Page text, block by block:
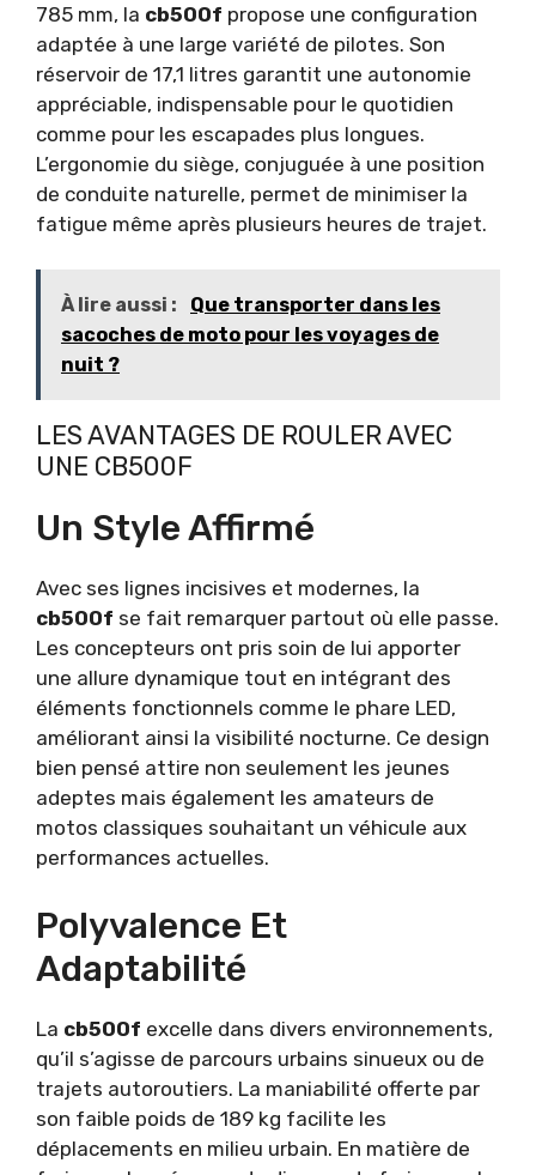
785 mm, la cb500f propose une configuration
adaptée à une large variété de pilotes. Son
réservoir de 17,1 litres garantit une autonomie
appréciable, indispensable pour le quotidien
comme pour les escapades plus longues.
L’ergonomie du siège, conjuguée à une position
de conduite naturelle, permet de minimiser la
fatigue même après plusieurs heures de trajet.
À lire aussi :
Que transporter dans les
sacoches de moto pour les voyages de
nuit ?
LES AVANTAGES DE ROULER AVEC
UNE CB500F
Un Style Affirmé
Avec ses lignes incisives et modernes, la
cb500f se fait remarquer partout où elle passe.
Les concepteurs ont pris soin de lui apporter
une allure dynamique tout en intégrant des
éléments fonctionnels comme le phare LED,
améliorant ainsi la visibilité nocturne. Ce design
bien pensé attire non seulement les jeunes
adeptes mais également les amateurs de
motos classiques souhaitant un véhicule aux
performances actuelles.
Polyvalence Et
Adaptabilité
La cb500f excelle dans divers environnements,
qu’il s’agisse de parcours urbains sinueux ou de
trajets autoroutiers. La maniabilité offerte par
son faible poids de 189 kg facilite les
déplacements en milieu urbain. En matière de